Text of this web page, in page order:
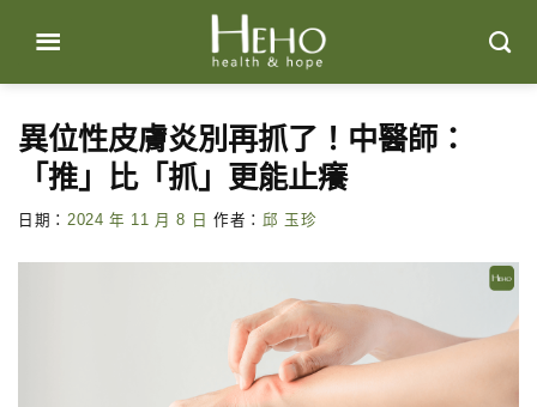
content
異位性皮膚炎別再抓了！中醫師：
「推」比「抓」更能止癢
日期： 2024 年 11 月 8 日 作者： 邱 玉珍